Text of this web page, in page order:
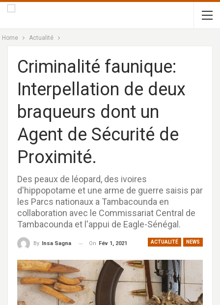
Home Actualité
Criminalité faunique:
Interpellation de deux
braqueurs dont un
Agent de Sécurité de
Proximité.
Des peaux de léopard, des ivoires
d'hippopotame et une arme de guerre saisis par
les Parcs nationaux a Tambacounda en
collaboration avec le Commissariat Central de
Tambacounda et l'appui de Eagle-Sénégal.
ACTUALITÉ NEWS
By Insa Sagna On Fév 1, 2021